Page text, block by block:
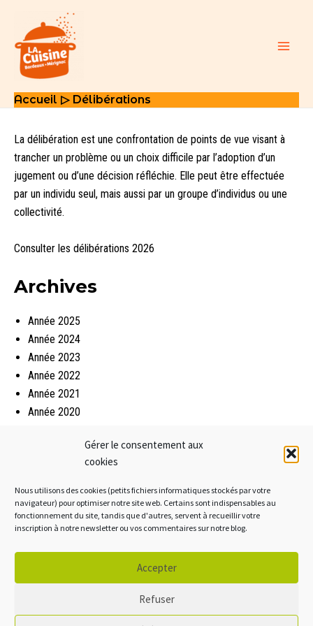
Gérer le consentement aux
cookies
Nous utilisons des cookies (petits fichiers informatiques stockés par votre
navigateur) pour optimiser notre site web. Certains sont indispensables au
fonctionnement du site, tandis que d'autres, servent à recueillir votre
inscription à notre newsletter ou vos commentaires sur notre blog.
Accepter
Refuser
contenu
Menu
Accueil Délibérations
La délibération est une confrontation de points de vue visant à
trancher un problème ou un choix difficile par l’adoption d’un
jugement ou d’une décision réfléchie. Elle peut être effectuée
par un individu seul, mais aussi par un groupe d’individus ou une
collectivité.
Consulter les délibérations 2026
Archives
Année 2025
Année 2024
Année 2023
Année 2022
Année 2021
Année 2020
Année 2016
Année 2015
Mentions légales
Crédits
Accessibilité: non conforme